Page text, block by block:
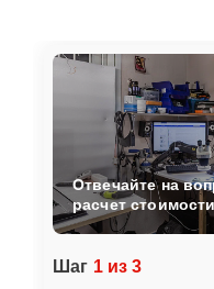
Шаг 1 из 3
Отвечайте на
расчет